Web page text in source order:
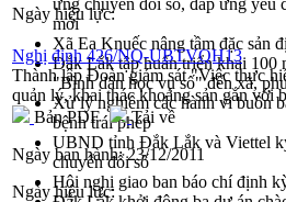
ứng chuyển đổi số, đáp ứng yêu
mới
Xã Ea Knuếc nâng tầm đặc sản
Đắk Lắk tập huấn triển khai 100
"Bình dân học vụ số" đến xã,
Xử lý nghiêm các hành vi buôn
bệnh trái phép
UBND tỉnh Đắk Lắk và Viettel
chuyển đổi số
Hội nghị giao ban báo chí định
Ngày hiệu lực:
Nghị định 426/NQ-UBTVQH13
Thành lập Đoàn giám sát "Việc thực
quản lý, khai thác khoáng sản gắn với
Bản PDF
Tải về
Ngày ban hành:23/12/2011
Ngày hiệu lực: